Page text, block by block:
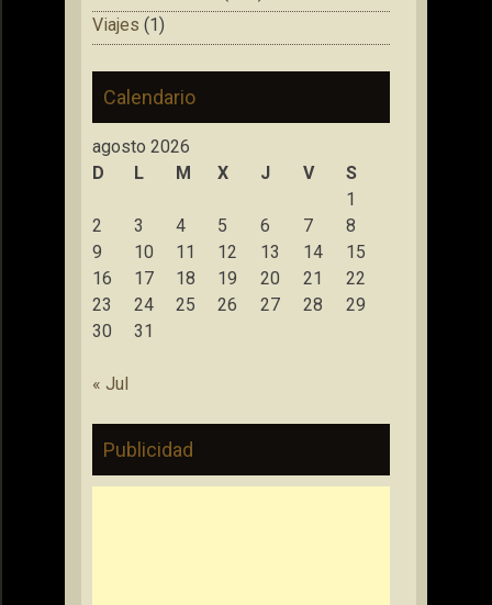
Viajes (1)
Calendario
agosto 2026
D
L M X J V
S
1
2
3 4 5 6 7
8
9
10 11 12 13 14
15
16
17 18 19 20 21
22
23
24 25 26 27 28
29
30
31
« Jul
Publicidad